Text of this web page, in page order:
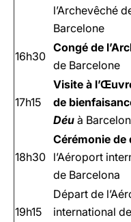
l’Archevêché
Barcelone
16h30
Congé de
de Barcelone
17h15
Visite à
de
Déu à
18h30
Cérémonie de
l’Aéroport
de Barcelona
19h15
Départ de
international de